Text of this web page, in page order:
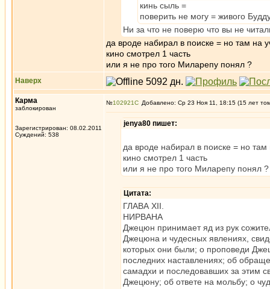
кинь сыль =
поверить не могу = живого
Ни за что не поверю что вы не
да вроде набирал в поиске = но там на
кино смотрел 1 часть
или я не про того Миларепу понял ?
Наверх
Карма
заблокирован
Зарегистрирован: 08.02.2011
Суждений: 538
№102921 Добавлено: Ср 23 Ноя 11, 18:15 (15 лет
jenya80 пишет:
да вроде набирал в поиске = но
кино смотрел 1 часть
или я не про того Миларепу понял ?
Цитата:
ГЛАВА XII.
НИРВАНА
Джецюн принимает яд из рук
Джецюна и чудесных явлениях,
которых они были; о проповеди
последних наставлениях; об
самадхи и последовавших за этим
Джецюну; об ответе на мольбу; о